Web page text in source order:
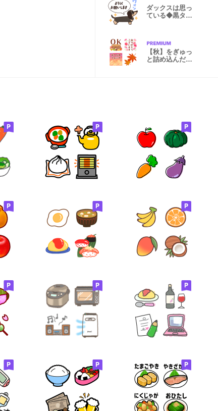
ダックスは思っ
ている◆黒タン
【秋】をぎゅっ
と詰め込んだ絵